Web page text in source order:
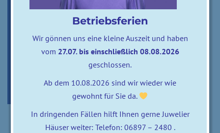
0 comments posted byzweifalter
Betriebsferien
Wir gönnen uns eine kleine Auszeit und haben
vom 27.07. bis einschließlich 08.08.2026
geschlossen.
Ab dem 10.08.2026 sind wir wieder wie
gewohnt für Sie da.
In dringenden Fällen hilft Ihnen gerne Juwelier
Häuser weiter: Telefon: 06897 – 2480 .